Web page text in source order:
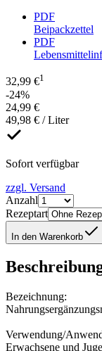
PDF
Beipackzettel
PDF
32,99 €1
-24%
24,99 €
49,98 € / Liter
Sofort verfügbar
zzgl. Versand
Anzahl
Rezeptart
In den Warenkorb
Bezeichnung:
Verwendung/
Erwachsene und